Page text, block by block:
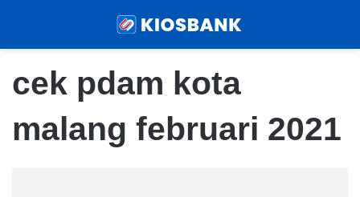
cek pdam kota
malang februari 2021